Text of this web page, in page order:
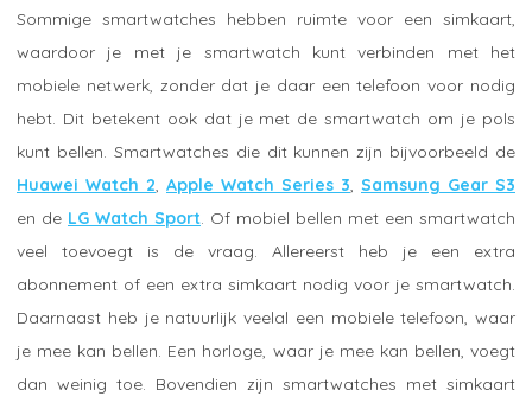
Sommige smartwatches hebben ruimte voor een simkaart,
waardoor je met je smartwatch kunt verbinden met het
mobiele netwerk, zonder dat je daar een telefoon voor nodig
hebt. Dit betekent ook dat je met de smartwatch om je pols
kunt bellen. Smartwatches die dit kunnen zijn bijvoorbeeld de
Huawei Watch 2, Apple Watch Series 3, Samsung Gear S3
en de LG Watch Sport. Of mobiel bellen met een smartwatch
veel toevoegt is de vraag. Allereerst heb je een extra
abonnement of een extra simkaart nodig voor je smartwatch.
Daarnaast heb je natuurlijk veelal een mobiele telefoon, waar
je mee kan bellen. Een horloge, waar je mee kan bellen, voegt
dan weinig toe. Bovendien zijn smartwatches met simkaart